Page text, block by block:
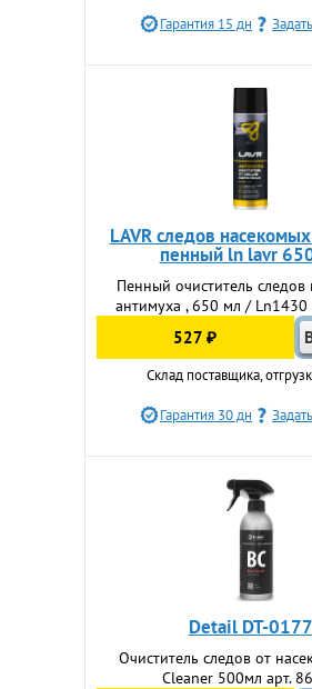
Гарантия 15 дн
LAVR следов
пенный ln lavr
Пенный очиститель следов
антимуха , 650 мл / Ln1430
527 ₽
Склад поставщика,
Гарантия 30 дн
Detail DT-0177
Очиститель следов от
Cleaner 500мл арт.